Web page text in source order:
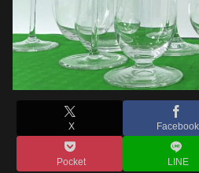
X Facebook
Pocket LINE